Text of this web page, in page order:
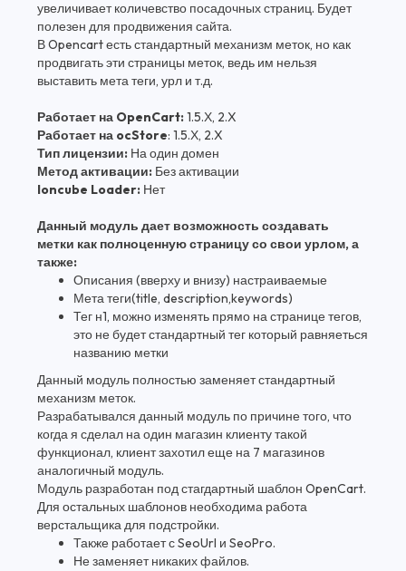
увеличивает количевство посадочных страниц. Будет
полезен для продвижения сайта.
В Opencart есть стандартный механизм меток, но как
продвигать эти страницы меток, ведь им нельзя
выставить мета теги, урл и т.д.
Работает на OpenCart:1.5.Х, 2.X
Работает на ocStore: 1.5.Х, 2.X
Тип лицензии: На один домен
Метод активации: Без активации
Ioncube Loader: Нет
Данный модуль дает возможность создавать
метки как полноценную страницу со свои урлом, а
также:
Описания (вверху и внизу) настраиваемые
Мета теги(title, description,keywords)
Тег н1, можно изменять прямо на странице тегов,
это не будет стандартный тег который равняеться
названию метки
Данный модуль полностью заменяет стандартный
механизм меток.
Разрабатывался данный модуль по причине того, что
когда я сделал на один магазин клиенту такой
функционал, клиент захотил еще на 7 магазинов
аналогичный модуль.
Модуль разработан под стагдартный шаблон OpenCart.
Для остальных шаблонов необходима работа
верстальщика для подстройки.
Также работает с SeoUrl и SeoPro.
Не заменяет никаких файлов.